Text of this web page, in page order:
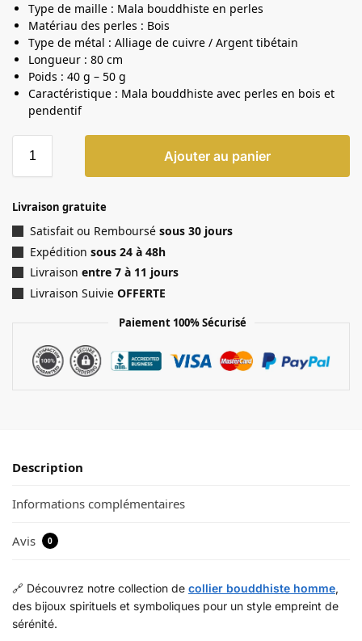
Type de maille : Mala bouddhiste en perles
Matériau des perles : Bois
Type de métal : Alliage de cuivre / Argent tibétain
Longueur : 80 cm
Poids : 40 g – 50 g
Caractéristique : Mala bouddhiste avec perles en bois et
pendentif
Ajouter au panier
Livraison gratuite
Satisfait ou Remboursé sous 30 jours
Expédition sous 24 à 48h
Livraison entre 7 à 11 jours
Livraison Suivie OFFERTE
Paiement 100% Sécurisé
Description
Informations complémentaires
Avis 0
🔗 Découvrez notre collection de collier bouddhiste homme,
des bijoux spirituels et symboliques pour un style empreint de
sérénité.